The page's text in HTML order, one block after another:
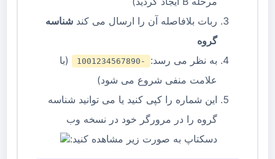
ربات بلافاصله آن را ارسال می کند شناسه
گروه
به نظر می رسد:
-1001234567890
(با
علامت منفی شروع می شود)
این شماره را کپی کنید یا می توانید شناسه
گروه را در مرورگر خود در نسخه وب
دسکتاپ به صورت زیر مشاهده کنید: